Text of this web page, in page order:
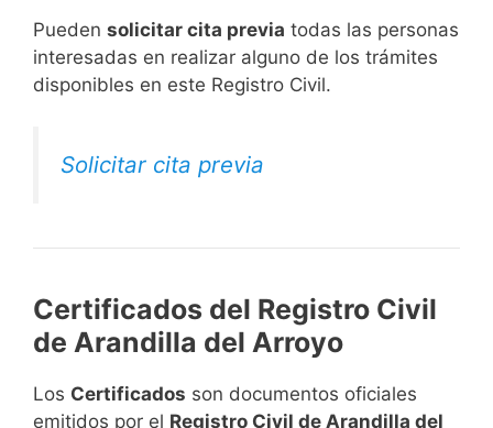
​Pueden solicitar cita previa todas las personas
interesadas en realizar alguno de los trámites
disponibles en este Registro Civil.​
Solicitar cita previa
Certificados del Registro Civil
de Arandilla del Arroyo
Los Certificados son documentos oficiales
emitidos por el Registro Civil de Arandilla del